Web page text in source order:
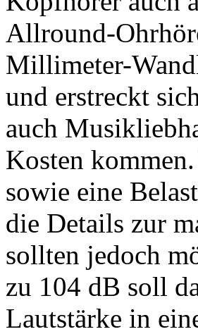
Allround-
Millimeter-
und erstreckt
auch
Kosten
sowie eine
die Details zur
sollten jedoch
zu 104 dB soll
Lautstärke in